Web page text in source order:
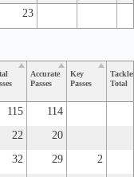
23
Accurate
Passes
Key
Passes
Total
115
114
22
20
32 29
2